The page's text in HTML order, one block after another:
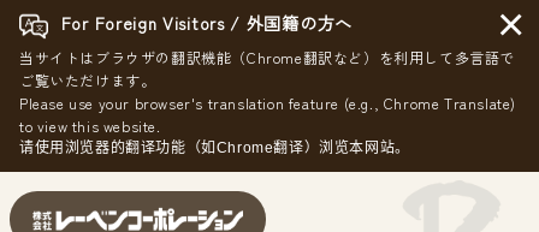
For Foreign Visitors / 外国籍の方へ
当サイトはブラウザの翻訳機能（Chrome翻訳など）を利用して多言語で
ご覧いただけます。
Please use your browser's translation feature (e.g., Chrome Translate)
to view this website.
请使用浏览器的翻译功能（如Chrome翻译）浏览本网站。
×